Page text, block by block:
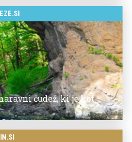
čudež, ki je kot